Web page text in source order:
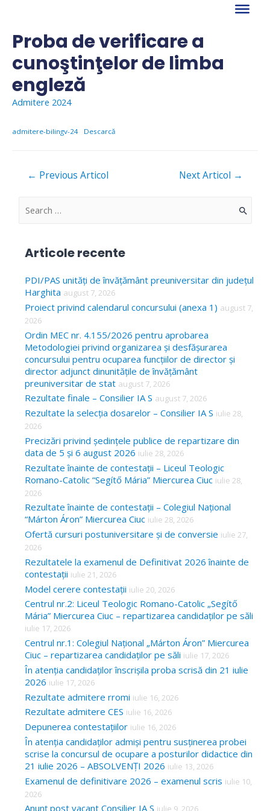
contentProba de verificare a
cunoştinţelor de limba
engleză
Admitere 2024
admitere-bilingv-24 Descarcă
Navigare
← Previous Articol Next Articol →
S
c
h
f
o
r
Articole recente
PDI/PAS unități de învățământ preuniversitar din județul
Harghita august 7, 2026
Proiect privind calendarul concursului (anexa 1) august 7,
2026
Ordin MEC nr. 4.155/2026 pentru aprobarea
Metodologiei privind organizarea și desfășurarea
concursului pentru ocuparea funcțiilor de director și
director adjunct dinunitățile de învățământ
preuniversitar de stat august 7, 2026
Rezultate finale – Consilier IA S august 7, 2026
Rezultate la selecția dosarelor – Consilier IA S iulie 28,
2026
Precizări privind ședințele publice de repartizare din
data de 5 și 6 august 2026 iulie 28, 2026
Rezultate înainte de contestații – Liceul Teologic
Romano-Catolic “Segítő Mária” Miercurea Ciuc iulie 28,
2026
Rezultate înainte de contestații – Colegiul Național
“Márton Áron” Miercurea Ciuc iulie 28, 2026
Ofertă cursuri postuniversitare și de conversie iulie 27,
2026
Rezultatele la examenul de Definitivat 2026 înainte de
contestații iulie 21, 2026
Model cerere contestații iulie 20, 2026
Centrul nr.2: Liceul Teologic Romano-Catolic „Segítő
Mária” Miercurea Ciuc – repartizarea candidaților pe săli
iulie 17, 2026
Centrul nr.1: Colegiul Național „Márton Áron” Miercurea
Ciuc – repartizarea candidaților pe săli iulie 17, 2026
În atenția candidaților înscrișila proba scrisă din 21 iulie
2026 iulie 17, 2026
Rezultate admitere rromi iulie 16, 2026
Rezultate admitere CES iulie 16, 2026
Depunerea contestațiilor iulie 16, 2026
În atenția candidaților admiși pentru susținerea probei
scrise la concursul de ocupare a posturilor didactice din
21 iulie 2026 – ABSOLVENȚI 2026 iulie 13, 2026
Examenul de definitivare 2026 – examenul scris iulie 10,
2026
Anunț post vacant Consilier IA S iulie 9, 2026